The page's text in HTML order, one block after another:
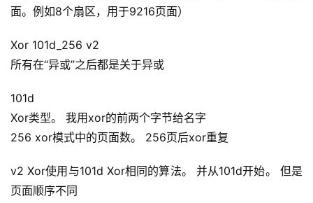
面。例如8个扇区，用于9216页面）
Xor 101d_256 v2
所有在“异或”之后都是关于异或
101d
Xor类型。
我用xor的前两个字节给名字
256 xor模式中的页面数。
256页后xor重复
v2 Xor使用与101d Xor相同的算法。 并从101d开始。
但是
页面顺序不同